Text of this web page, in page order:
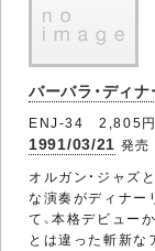
バーバラ・ディ
ENJ-34 2,805円
1991/03/21 発売
オルガン・ジャズ
な演奏がディナー
て、本格デビュー
とは違った斬新な